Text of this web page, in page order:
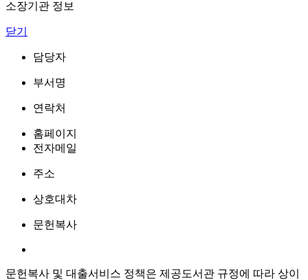
소장기관 정보
닫기
담당자
부서명
연락처
홈페이지
전자메일
주소
상호대차
문헌복사
문헌복사 및 대출서비스 정책은 제공도서관 규정에 따라 상이